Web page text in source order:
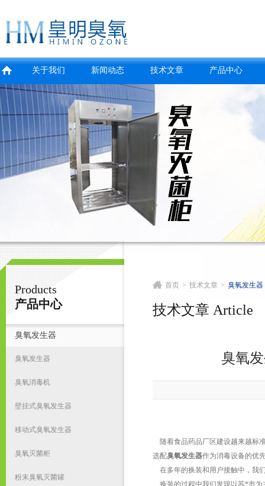
南京皇明臭氧机电设备厂
关于我们 新闻动态 技术文章 产品中心
Products
产品中心
臭氧发生器
臭氧发生器
臭氧消毒机
壁挂式臭氧发生器
移动式臭氧发生器
臭氧灭菌柜
粉末臭氧灭菌罐
首页 > 技术文章 > 臭氧发生
技术文章 Article
臭氧
随着食品药品厂区建设越来越标
选配臭氧发生器作为消毒设备的优
在多年的换装和用户接触中，我
换装的过程中我们发现以苏*市为